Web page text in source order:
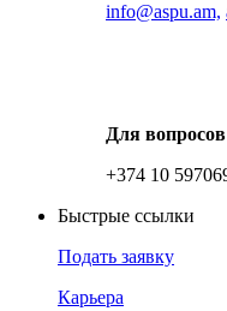
info@aspu.am,
Для
+374 10
Быстрые ссылки
Подать заявку
Карьера